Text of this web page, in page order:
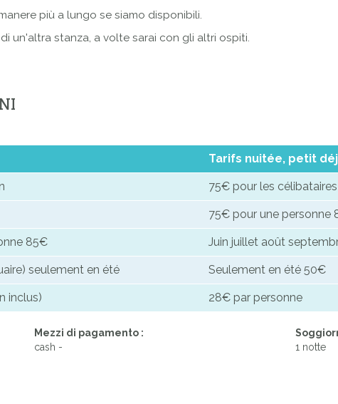
più a lungo se siamo disponibili.
un'altra stanza, a volte sarai con gli altri ospiti.
Tarifs nuitée, petit
75€ pour les
75€ pour une personne
85€ Juin juillet août
seulement en été Seulement en été 50€
inclus) 28€ par personne
Mezzi di pagamento :
cash -
1 notte